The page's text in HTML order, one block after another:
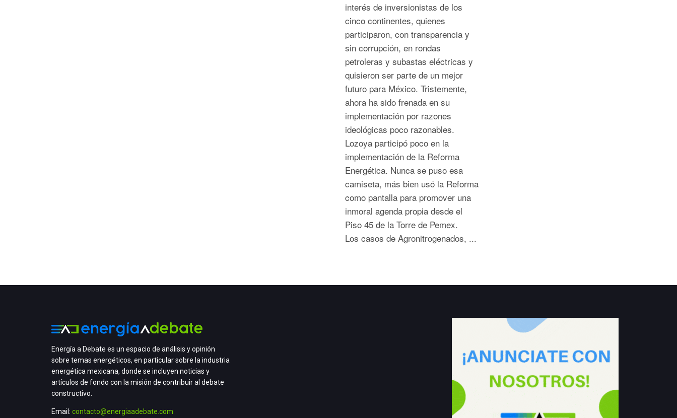
interés de inversionistas de los
cinco continentes, quienes
participaron, con transparencia y
sin corrupción, en rondas
petroleras y subastas eléctricas y
quisieron ser parte de un mejor
futuro para México. Tristemente,
ahora ha sido frenada en su
implementación por razones
ideológicas poco razonables.
Lozoya participó poco en la
implementación de la Reforma
Energética. Nunca se puso esa
camiseta, más bien usó la Reforma
como pantalla para promover una
inmoral agenda propia desde el
Piso 45 de la Torre de Pemex.
Los casos de Agronitrogenados, ...
Energía a Debate es un espacio de análisis y opinión
sobre temas energéticos, en particular sobre la industria
energética mexicana, donde se incluyen noticias y
artículos de fondo con la misión de contribuir al debate
constructivo.
Email: contacto@energiaadebate.com